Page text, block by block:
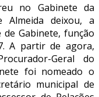
no Gabinete da
Almeida deixou, a
Gabinete, função
A partir de agora,
Geral do
foi nomeado o
municipal de